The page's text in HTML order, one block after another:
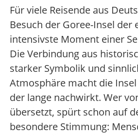
Für viele Reisende aus
Besuch der Goree-Insel der
intensivste Moment einer
Die Verbindung aus
starker Symbolik und
Atmosphäre macht die
der lange nachwirkt. Wer
übersetzt, spürt schon auf
besondere Stimmung: